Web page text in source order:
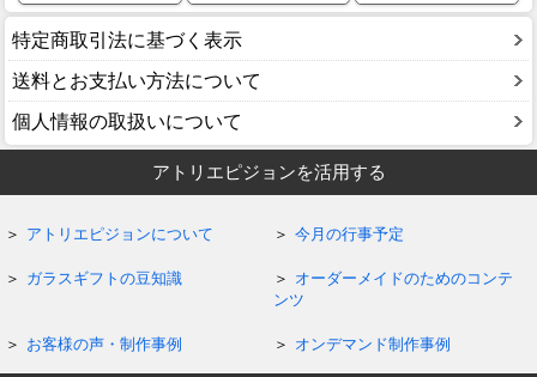
特定商取引法に基づく表示
送料とお支払い方法について
個人情報の取扱いについて
アトリエピジョンを活用する
アトリエピジョンについて 今月の行事予定
ガラスギフトの豆知識
オーダーメイドのためのコンテ
ンツ
お客様の声・制作事例 オンデマンド制作事例